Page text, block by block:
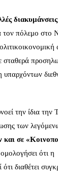
τον πόλεμο στο
σταθερά
υπαρχόντων
την ίδια την
των
σε
ότι η
διαθέτει